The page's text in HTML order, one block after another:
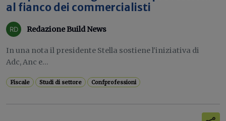
al fianco dei commercialisti
Redazione Build News
In una nota il presidente Stella sostiene l'iniziativa di
Adc, Anc e...
Fiscale Studi di settore Confprofessioni